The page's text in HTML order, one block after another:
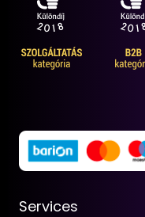
Services